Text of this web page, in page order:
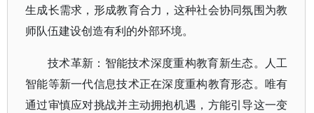
生成长需求，形成教育合力，这种社会协同氛围为教
师队伍建设创造有利的外部环境。
技术革新：智能技术深度重构教育新生态。人工
智能等新一代信息技术正在深度重构教育形态。唯有
通过审慎应对挑战并主动拥抱机遇，方能引导这一变